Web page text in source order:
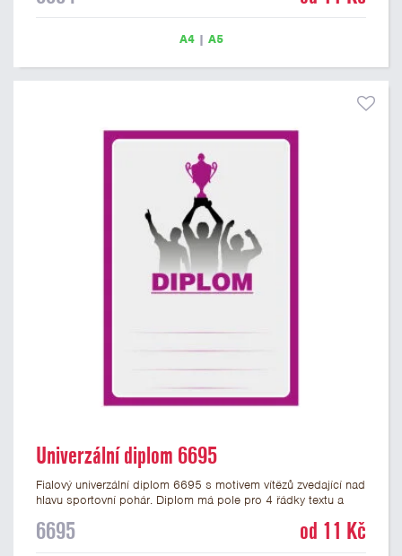
motivem vítězů s pohárem má gramáž 250 g/m2.
A4| A5
Univerzální diplom 6695
Fialový univerzální diplom 6695 s motivem vítězů zvedající nad
hlavu sportovní pohár. Diplom má pole pro 4 řádky textu a
formátu A4 a A5. Tento univerzální diplom je vhodný pro
6695 od 11 Kč